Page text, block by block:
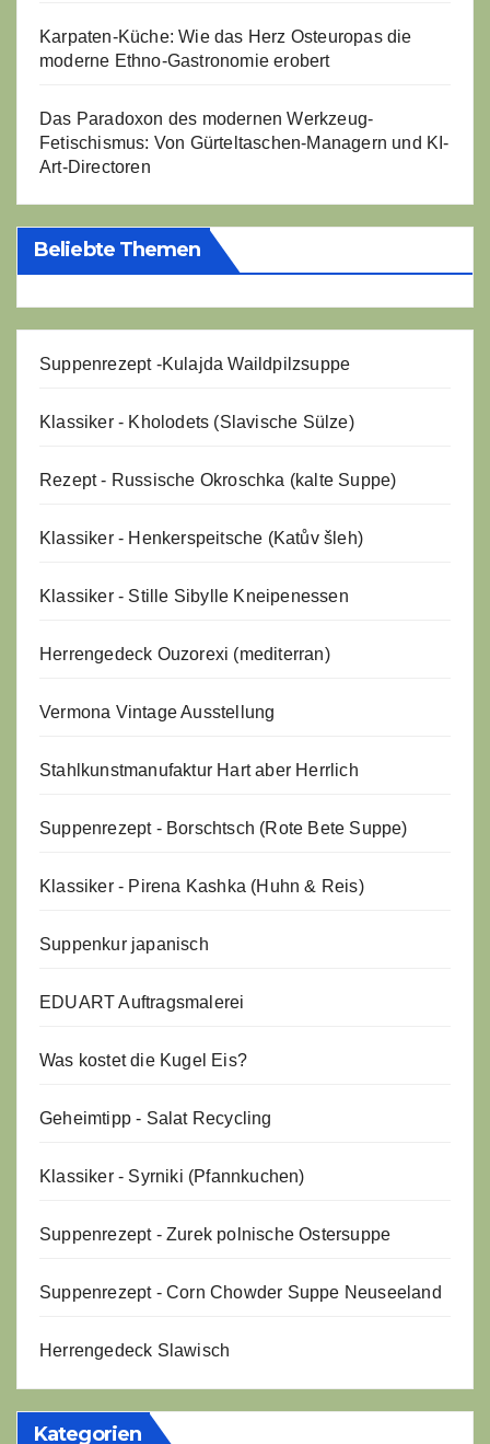
Karpaten-Küche: Wie das Herz Osteuropas die
moderne Ethno-Gastronomie erobert
Das Paradoxon des modernen Werkzeug-
Fetischismus: Von Gürteltaschen-Managern und KI-
Art-Directoren
Beliebte Themen
Suppenrezept -Kulajda Waildpilzsuppe
Klassiker - Kholodets (Slavische Sülze)
Rezept - Russische Okroschka (kalte Suppe)
Klassiker - Henkerspeitsche (Katův šleh)
Klassiker - Stille Sibylle Kneipenessen
Herrengedeck Ouzorexi (mediterran)
Vermona Vintage Ausstellung
Stahlkunstmanufaktur Hart aber Herrlich
Suppenrezept - Borschtsch (Rote Bete Suppe)
Klassiker - Pirena Kashka (Huhn & Reis)
Suppenkur japanisch
EDUART Auftragsmalerei
Was kostet die Kugel Eis?
Geheimtipp - Salat Recycling
Klassiker - Syrniki (Pfannkuchen)
Suppenrezept - Zurek polnische Ostersuppe
Suppenrezept - Corn Chowder Suppe Neuseeland
Herrengedeck Slawisch
Kategorien